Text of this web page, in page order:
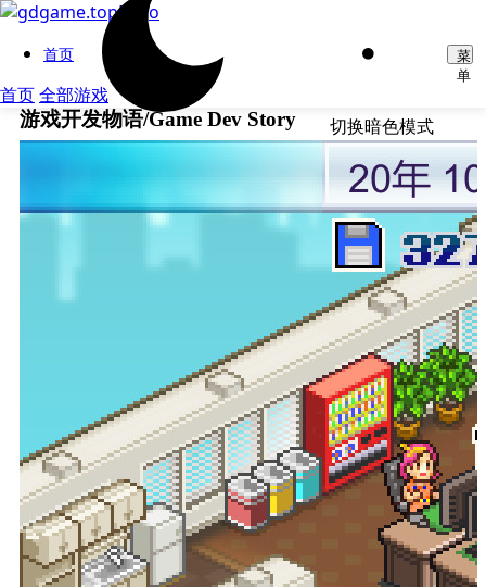
首页
首页全部游戏
切换暗色模式
菜
单
游戏开发物语/Game Dev Story